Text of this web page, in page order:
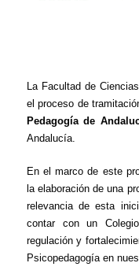
La Facultad de
el proceso de
Pedagogía de
Andalucía.
En el marco de este
la elaboración de una
relevancia de esta
contar con un
regulación y
Psicopedagogía en